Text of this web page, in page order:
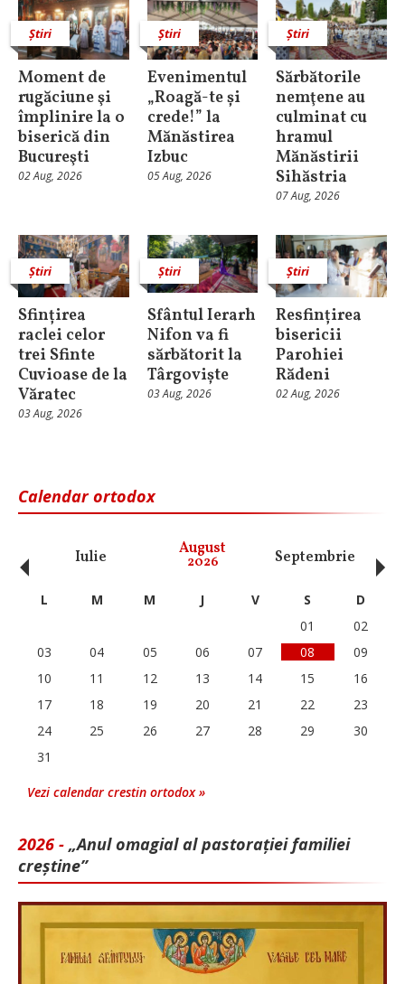
Știri
Moment de
rugăciune şi
împlinire la o
biserică din
Bucureşti
02 Aug, 2026
Știri
Evenimentul
„Roagă-te și
crede!” la
Mănăstirea
Izbuc
05 Aug, 2026
Știri
Sărbătorile
nemţene au
culminat cu
hramul
Mănăstirii
Sihăstria
07 Aug, 2026
Știri
Sfințirea
raclei celor
trei Sfinte
Cuvioase de la
Văratec
03 Aug, 2026
Știri
Sfântul Ierarh
Nifon va fi
sărbătorit la
Târgoviște
03 Aug, 2026
Știri
Resfințirea
bisericii
Parohiei
Rădeni
02 Aug, 2026
Calendar ortodox
Iulie August
2026 Septembrie
‹ L M M J V S
D
01
02
03
04 05 06 07 08
09
10
11 12 13 14 15
16
17
18 19 20 21 22
23
24
25 26 27 28 29
30
31
Vezi calendar crestin ortodox »
2026 - „Anul omagial al pastorației familiei
creștine”